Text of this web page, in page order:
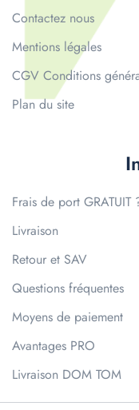
Contactez nous
Mentions légales
CGV Conditions
Plan du site
Frais de port GRATUIT
Livraison
Retour et SAV
Questions fréquentes
Moyens de paiement
Avantages PRO
Livraison DOM TOM